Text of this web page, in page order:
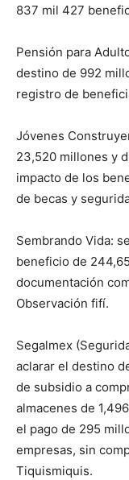
837 mil 427
Pensión para
destino de 992
registro de
Jóvenes
23,520 millones y
impacto de los
de becas y
Sembrando Vida:
beneficio de
documentación
Observación fifí.
Segalmex
aclarar el destino
de subsidio a
almacenes de
el pago de 295
empresas, sin
Tiquismiquis.